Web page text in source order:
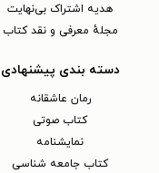
هدیه اشتراک بی‌نهایت
مجلهٔ معرفی و نقد کتاب
دسته بندی پیشنهادی
رمان عاشقانه
کتاب‌ صوتی
نمایشنامه
کتاب جامعه شناسی